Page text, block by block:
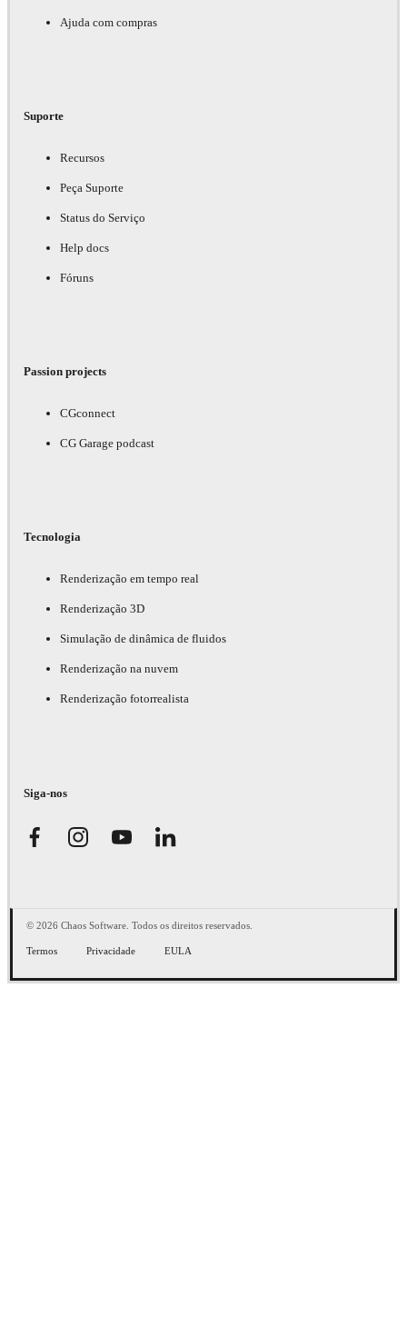
Ajuda com compras
Suporte
Recursos
Peça Suporte
Status do Serviço
Help docs
Fóruns
Passion projects
CGconnect
CG Garage podcast
Tecnologia
Renderização em tempo real
Renderização 3D
Simulação de dinâmica de fluidos
Renderização na nuvem
Renderização fotorrealista
Siga-nos
© 2026 Chaos Software. Todos os direitos reservados.
Termos Privacidade EULA